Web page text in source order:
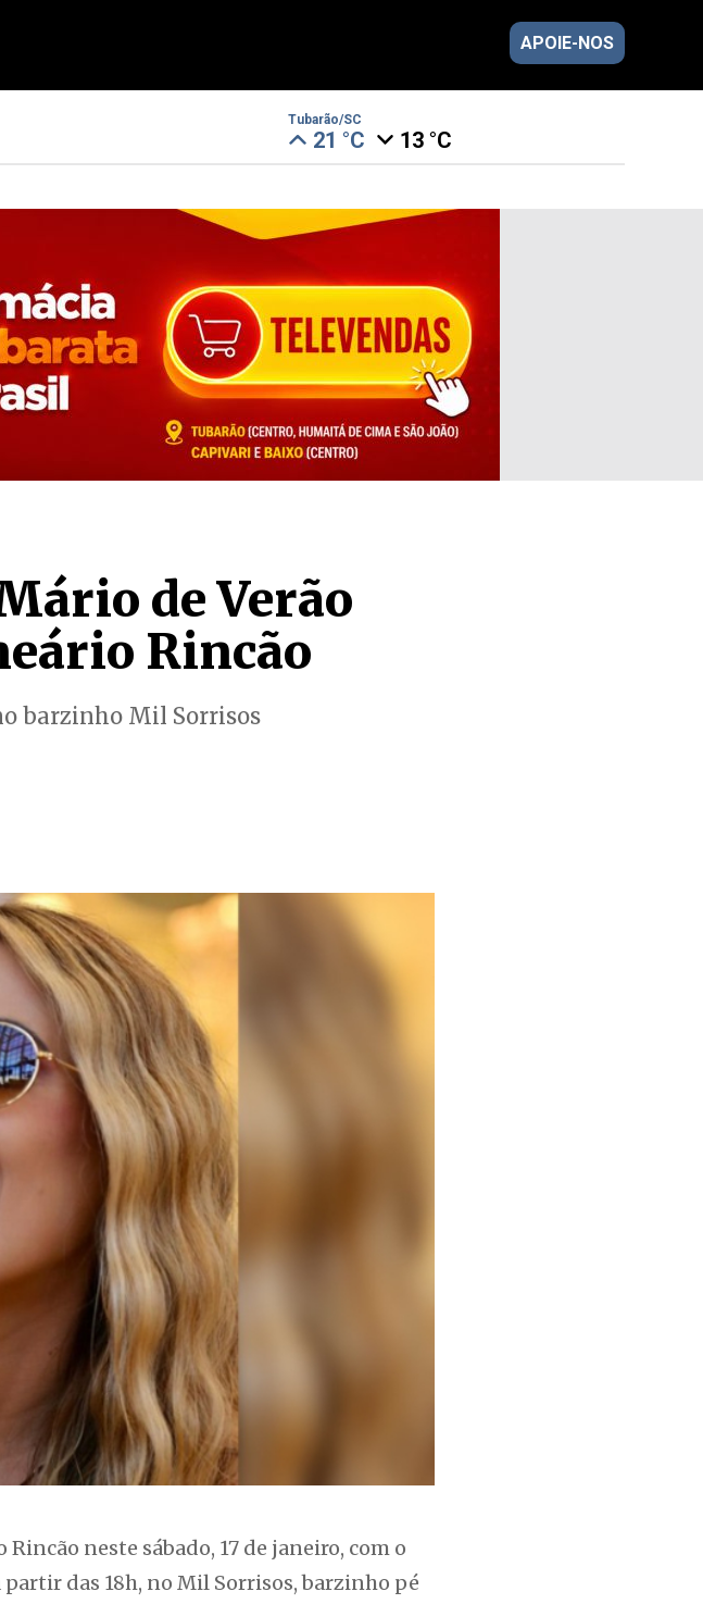
APOIE-NOS
Tubarão/SC
21 °C 13 °C
de Verão
Rincão
barzinho Mil Sorrisos
neste sábado, 17 de janeiro, com o
partir das 18h, no Mil Sorrisos, barzinho pé